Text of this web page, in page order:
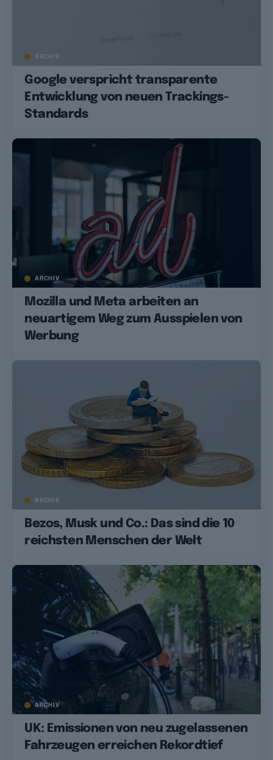
ARCHIV
Google verspricht transparente
Entwicklung von neuen Trackings-
Standards
ARCHIV
Mozilla und Meta arbeiten an
neuartigem Weg zum Ausspielen von
Werbung
ARCHIV
Bezos, Musk und Co.: Das sind die 10
reichsten Menschen der Welt
ARCHIV
UK: Emissionen von neu zugelassenen
Fahrzeugen erreichen Rekordtief